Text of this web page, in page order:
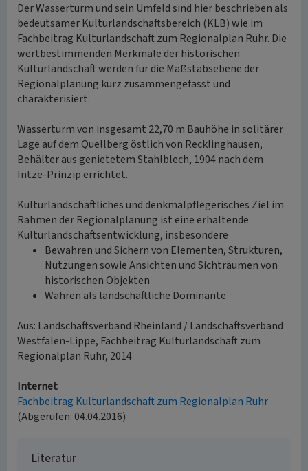
Der Wasserturm und sein Umfeld sind hier beschrieben als
bedeutsamer Kulturlandschaftsbereich (KLB) wie im
Fachbeitrag Kulturlandschaft zum Regionalplan Ruhr. Die
wertbestimmenden Merkmale der historischen
Kulturlandschaft werden für die Maßstabsebene der
Regionalplanung kurz zusammengefasst und
charakterisiert.
Wasserturm von insgesamt 22,70 m Bauhöhe in solitärer
Lage auf dem Quellberg östlich von Recklinghausen,
Behälter aus genietetem Stahlblech, 1904 nach dem
Intze-Prinzip errichtet.
Kulturlandschaftliches und denkmalpflegerisches Ziel im
Rahmen der Regionalplanung ist eine erhaltende
Kulturlandschaftsentwicklung, insbesondere
Bewahren und Sichern von Elementen, Strukturen,
Nutzungen sowie Ansichten und Sichträumen von
historischen Objekten
Wahren als landschaftliche Dominante
Aus: Landschaftsverband Rheinland / Landschaftsverband
Westfalen-Lippe, Fachbeitrag Kulturlandschaft zum
Regionalplan Ruhr, 2014
Internet
Fachbeitrag Kulturlandschaft zum Regionalplan Ruhr
(Abgerufen: 04.04.2016)
Literatur